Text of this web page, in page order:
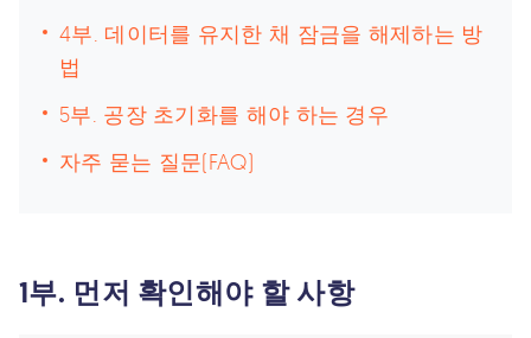
4부. 데이터를 유지한 채 잠금을 해제하는 방
법
5부. 공장 초기화를 해야 하는 경우
자주 묻는 질문(FAQ)
1부. 먼저 확인해야 할 사항